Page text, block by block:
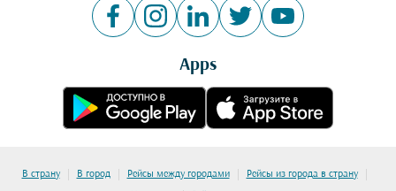
Apps
В страну | В город | Рейсы между городами | Рейсы из города в страну |